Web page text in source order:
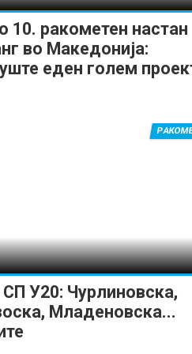
10. ракометен настан
во Македонија:
еден голем
СП У20: Чурлиновска,
Младеновска...